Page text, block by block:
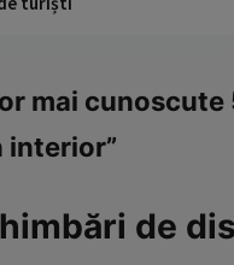
mai
interior”
de